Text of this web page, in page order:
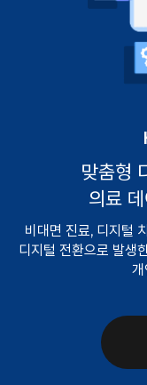
맞춤형
의료
비대면 진료, 디지털
디지털 전환으로 발생
개